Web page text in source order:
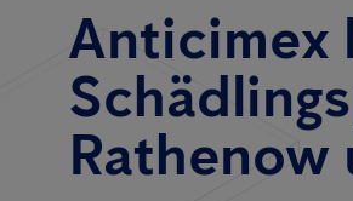
Anticimex
Rathenow